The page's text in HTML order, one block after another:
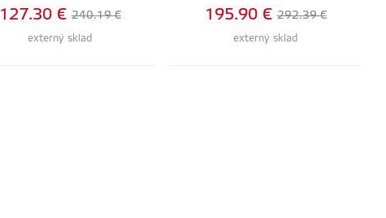
externý sklad
127.30 € 240.19 €
externý sklad
195.90 € 292.39 €